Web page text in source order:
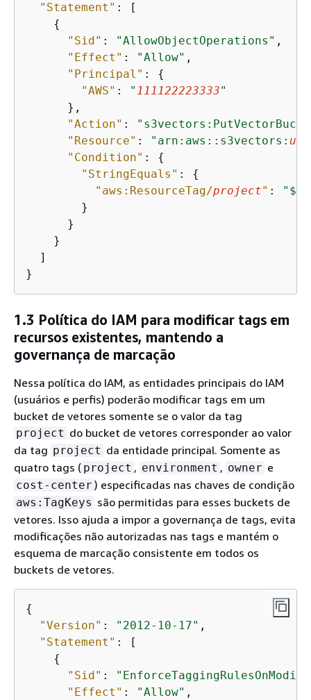
"Statement" : [
{
"Sid" : "AllowObjectOperations" ,
"Effect" : "Allow" ,
"Principal" : {
"AWS" : " 111122223333"
      },
"Action" :
"Resource" : "arn:aws::s3vectors:
"Condition" : {
"StringEquals" : {
"aws:ResourceTag/project" : "$
        }
      }
    }
  ]
}
1.3 Política do IAM para modificar tags em
recursos existentes, mantendo a
governança de marcação
Nessa política do IAM, as entidades principais do IAM
(usuários e perfis) poderão modificar tags em um
bucket de vetores somente se o valor da tag
project do bucket de vetores corresponder ao valor
da tag project da entidade principal. Somente as
quatro tags ( project , environment , owner e
cost-center ) especificadas nas chaves de condição
aws:TagKeys são permitidas para esses buckets de
vetores. Isso ajuda a impor a governança de tags, evita
modificações não autorizadas nas tags e mantém o
esquema de marcação consistente em todos os
buckets de vetores.
{
"Version" : "2012-10-17" ,
"Statement" : [
{
"Sid" :
"Effect" : "Allow" ,